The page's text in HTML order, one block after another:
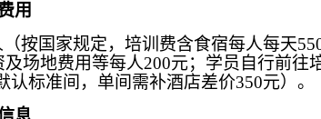
用
（按国家规定，培训费含食宿每人每天
及场地费用等每人200元；学员自行前往
认标准间，单间需补酒店差价350元）。